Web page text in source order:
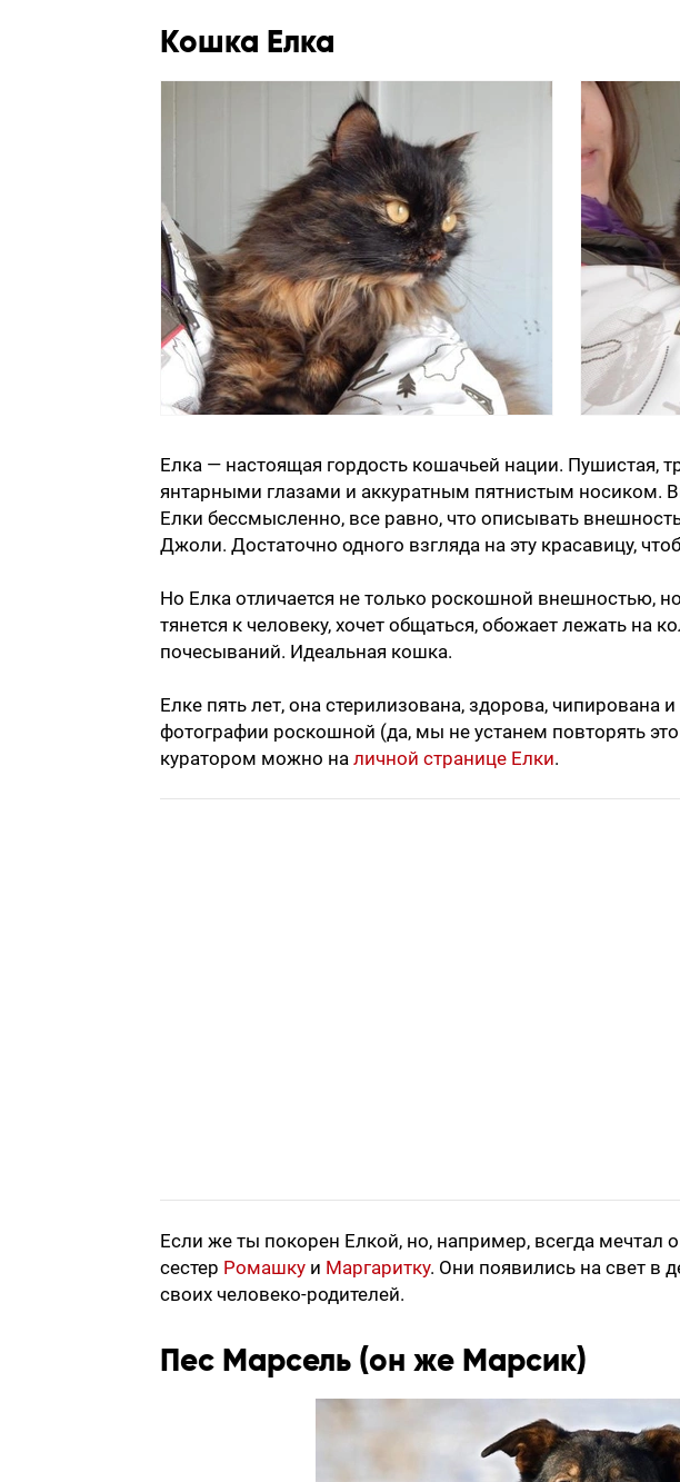
Кошка Елка
Елка — настоящая гордость кошачьей нации. Пушистая,
янтарными глазами и аккуратным пятнистым носиком.
Елки бессмысленно, все равно, что описывать
Джоли. Достаточно одного взгляда на эту красавицу,
Но Елка отличается не только роскошной внешностью,
тянется к человеку, хочет общаться, обожает лежать на
почесываний. Идеальная кошка.
Елке пять лет, она стерилизована, здорова, чипирована
фотографии роскошной (да, мы не устанем повторять
куратором можно на личной странице Елки.
Если же ты покорен Елкой, но, например, всегда мечтал
сестер Ромашку и Маргаритку. Они появились на свет в
своих человеко-родителей.
Пес Марсель (он же Марсик)